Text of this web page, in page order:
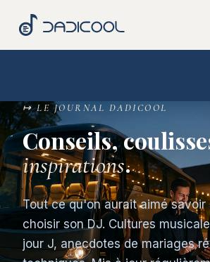
↦ LE JOURNAL DADICOOL
Conseils,
inspirations.
Tout ce qu'on aurait aimé savoir
choisir son DJ. Cultures
jour J, anecdotes de mariages